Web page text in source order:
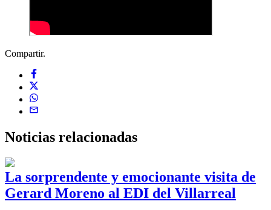
Compartir.
Noticias relacionadas
La sorprendente y emocionante visita de
Gerard Moreno al EDI del Villarreal